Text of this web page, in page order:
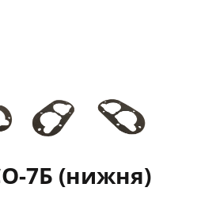
7Б (нижня)